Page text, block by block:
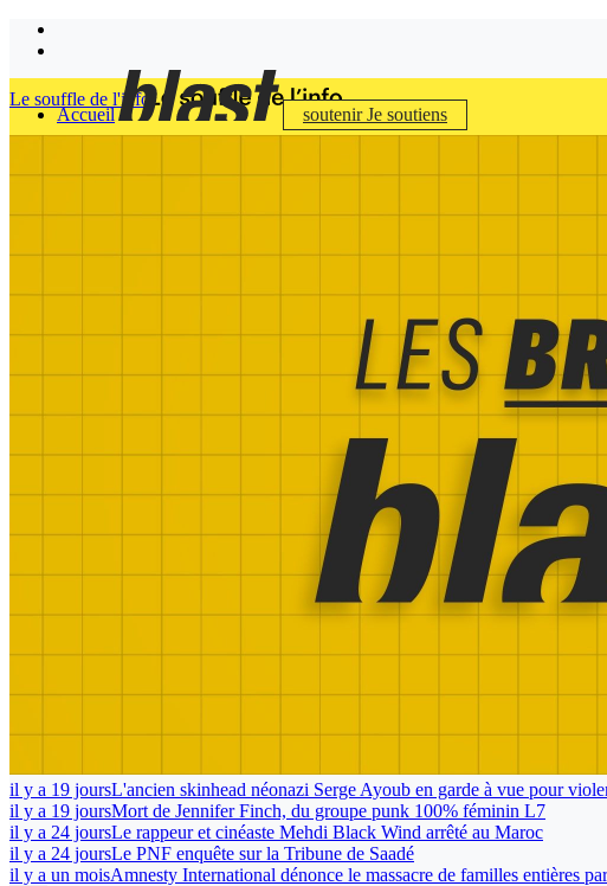
Accueil soutenirJe soutiens
Le souffle de l'info
il y a 19 joursL'ancien skinhead néonazi Serge Ayoub en garde à vue pour
il y a 19 joursMort de Jennifer Finch, du groupe punk 100% féminin L7
il y a 24 joursLe rappeur et cinéaste Mehdi Black Wind arrêté au Maroc
il y a 24 joursLe PNF enquête sur la Tribune de Saadé
il y a un moisAmnesty International dénonce le massacre de familles entières